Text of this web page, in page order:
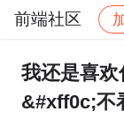
前端社区
社区 前端社
我还是喜
&#xff0c;不